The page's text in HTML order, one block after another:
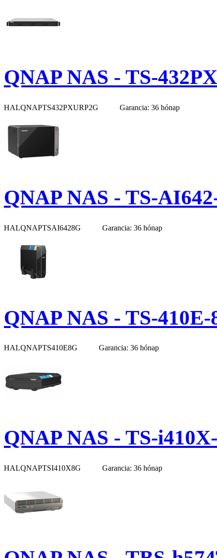
QNAP NAS - TS-
HALQNAPTS432PXURP2G Garancia: 36 hónap
QNAP NAS - TS-
HALQNAPTSAI6428G Garancia: 36 hónap
QNAP NAS - TS-410E-
HALQNAPTS410E8G Garancia: 36 hónap
QNAP NAS - TS-
HALQNAPTSI410X8G Garancia: 36 hónap